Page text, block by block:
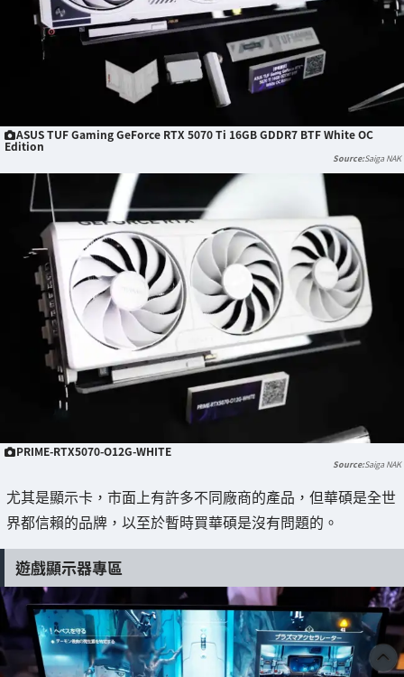
ASUS TUF Gaming GeForce RTX 5070 Ti 16GB GDDR7 BTF White OC
Edition
Saiga NAK
PRIME-RTX5070-O12G-WHITE
Saiga NAK
尤其是顯示卡，市面上有許多不同廠商的產品，但華碩是全世
界都信賴的品牌，以至於暫時買華碩是沒有問題的。
遊戲顯示器專區